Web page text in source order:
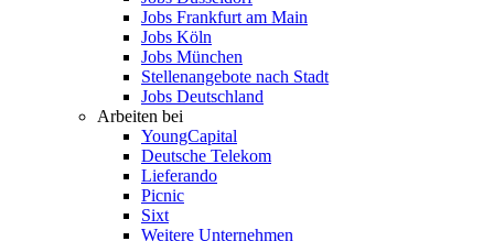
Jobs Frankfurt am Main
Jobs Köln
Jobs München
Stellenangebote nach Stadt
Jobs Deutschland
Arbeiten bei
YoungCapital
Deutsche Telekom
Lieferando
Picnic
Sixt
Weitere Unternehmen